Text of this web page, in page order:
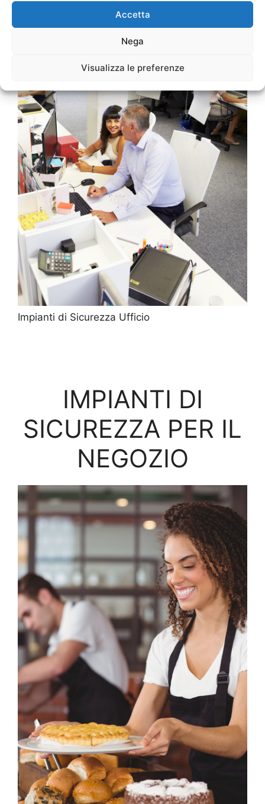
Accetta
Nega
Visualizza le preferenze
Impianti di Sicurezza Ufficio
IMPIANTI DI
SICUREZZA PER IL
NEGOZIO